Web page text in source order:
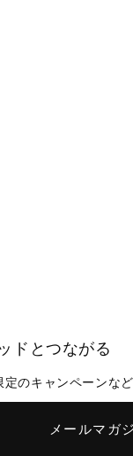
ドとつながる
定のキャンペーンな
メールマガ